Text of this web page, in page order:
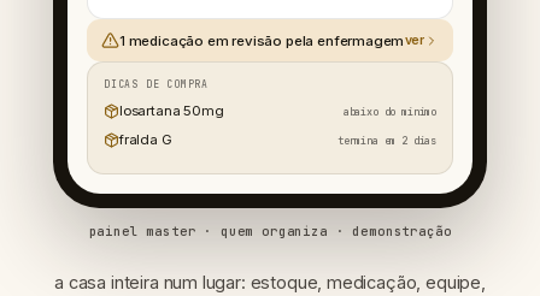
1 medicação em revisão pela enfermagemver
DICAS DE COMPRA
losartana 50mg abaixo do mínimo
fralda G termina em 2 dias
painel master · quem organiza · demonstração
a casa inteira num lugar: estoque, medicação, equipe,